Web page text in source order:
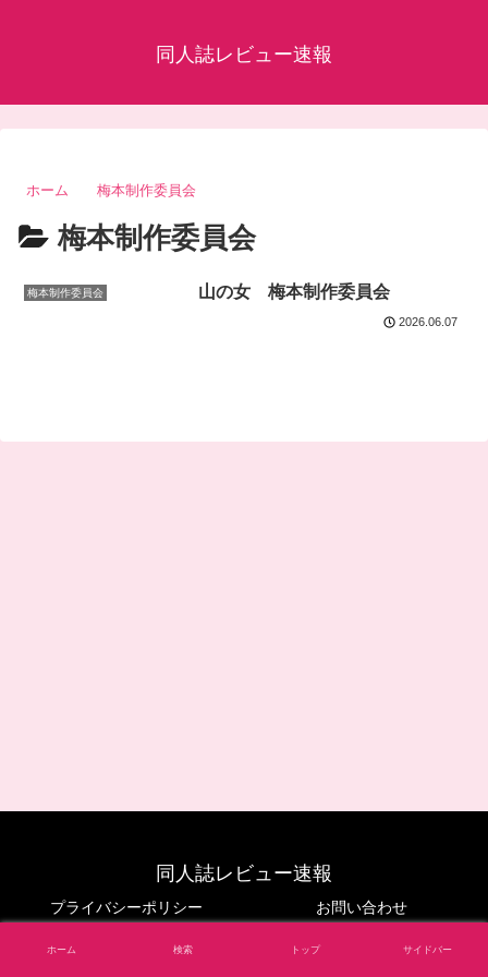
同人誌レビュー速報
ホーム 梅本制作委員会
梅本制作委員会
梅本制作委員会 山の女 梅本制作委員会
2026.06.07
同人誌レビュー速報
プライバシーポリシー お問い合わせ
© 2024 同人誌レビュー速報.
ホーム 検索 トップ サイドバー